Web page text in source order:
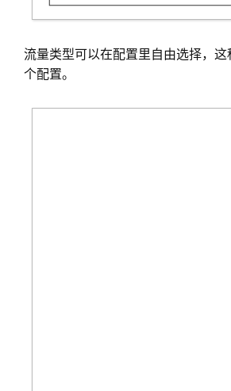
流量类型可以在配置里自由选择，
个配置。